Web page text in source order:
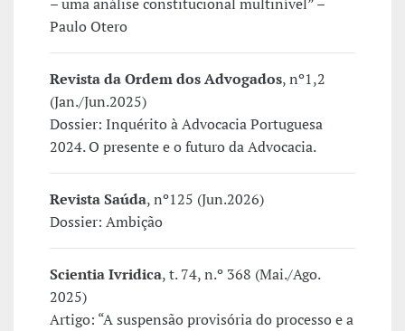
Paulo Otero
Revista da Ordem dos Advogados, nº1,2
(Jan./Jun.2025)
Dossier: Inquérito à Advocacia Portuguesa
2024. O presente e o futuro da Advocacia.
Revista Saúda, nº125 (Jun.2026)
Dossier: Ambição
Scientia Ivridica, t. 74, n.º 368 (Mai./Ago.
2025)
Artigo: “A suspensão provisória do processo e a